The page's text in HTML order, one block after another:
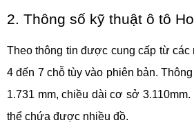
2. Thông số kỹ thuật ô tô
Theo thông tin được cung cấp từ
4 đến 7 chỗ tùy vào phiên bản.
1.731 mm, chiều dài cơ sở
thể chứa được nhiều đồ.